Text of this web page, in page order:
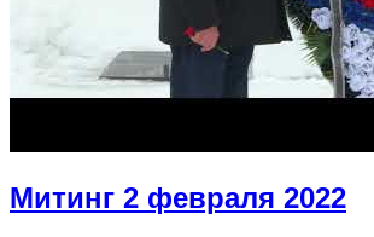
Митинг 2 февраля 2022